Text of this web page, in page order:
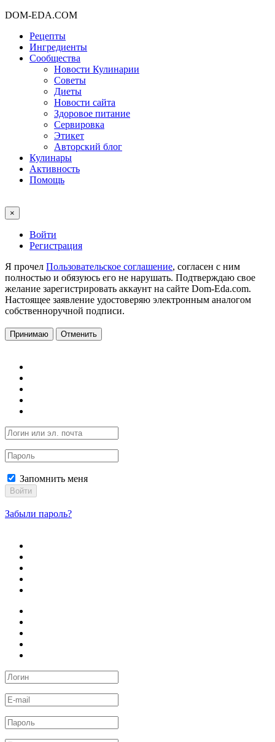
DOM-EDA.COM
Рецепты
Ингредиенты
Сообщества
Новости Кулинарии
Советы
Диеты
Новости сайта
Здоровое питание
Сервировка
Этикет
Авторский блог
Кулинары
Активность
Помощь
×
Войти
Регистрация
Я прочел Пользовательское соглашение, согласен с ним
полностью и обязуюсь его не нарушать. Подтверждаю свое
желание зарегистрировать аккаунт на сайте Dom-Eda.com.
Настоящее заявление удостоверяю электронным аналогом
собственноручной подписи.
Принимаю Отменить
Запомнить меня
Войти
Забыли пароль?